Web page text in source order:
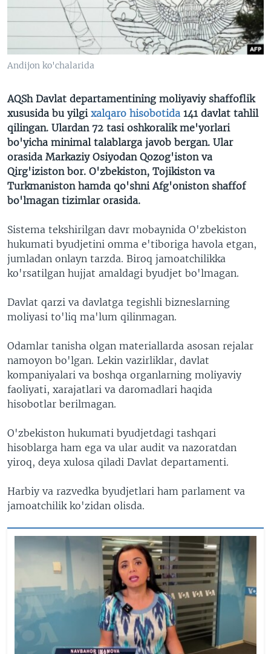
VIDEO
XABARLAR SURATLARDA
ODNOKLASSNIKI
TWITTER
Andijon ko'chalarida
AQSh Davlat departamentining moliyaviy shaffoflik
xususida bu yilgi xalqaro hisobotida 141 davlat tahlil
qilingan. Ulardan 72 tasi oshkoralik me'yorlari
bo'yicha minimal talablarga javob bergan. Ular
orasida Markaziy Osiyodan Qozog'iston va
Qirg'iziston bor. O'zbekiston, Tojikiston va
Turkmaniston hamda qo'shni Afg'oniston shaffof
bo'lmagan tizimlar orasida.
Sistema tekshirilgan davr mobaynida O'zbekiston
hukumati byudjetini omma e'tiboriga havola etgan,
jumladan onlayn tarzda. Biroq jamoatchilikka
ko'rsatilgan hujjat amaldagi byudjet bo'lmagan.
Davlat qarzi va davlatga tegishli bizneslarning
moliyasi to'liq ma'lum qilinmagan.
Odamlar tanisha olgan materiallarda asosan rejalar
namoyon bo'lgan. Lekin vazirliklar, davlat
kompaniyalari va boshqa organlarning moliyaviy
faoliyati, xarajatlari va daromadlari haqida
hisobotlar berilmagan.
O'zbekiston hukumati byudjetdagi tashqari
hisoblarga ham ega va ular audit va nazoratdan
yiroq, deya xulosa qiladi Davlat departamenti.
Harbiy va razvedka byudjetlari ham parlament va
jamoatchilik ko'zidan olisda.